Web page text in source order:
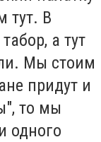
тут. В
а тут
Мы стоим
придут и
то мы
одного